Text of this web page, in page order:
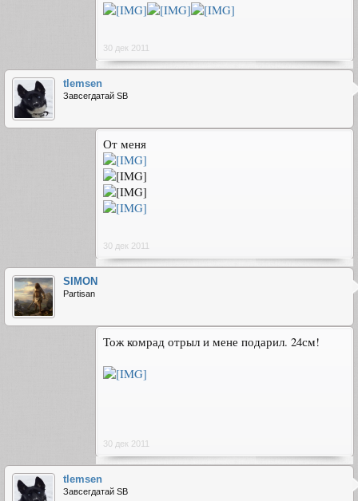
30 дек 2011
tlemsen
Завсегдатай SB
От меня
30 дек 2011
SIMON
Partisan
Тож комрад отрыл и мене подарил. 24см!
30 дек 2011
tlemsen
Завсегдатай SB